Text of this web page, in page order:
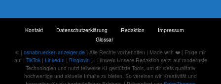
Kontakt Datenschutzerklärung Redaktion
Impressum
Glossar
© [ osnabruecker-anzeiger.de] Alle Rechte vorbehalten | Made with ❤️ [ Folge mir
auf | TikTok| LinkedIn | Bloglovin ] | Hinweis Unsere Redaktion setzt auf modernste
Technologien und nutzt teilweise KI-gestützte Tools, um dir stets qualitativ
hochwertige und aktuelle Inhalte zu bieten. So vereinen wir Kreativität und